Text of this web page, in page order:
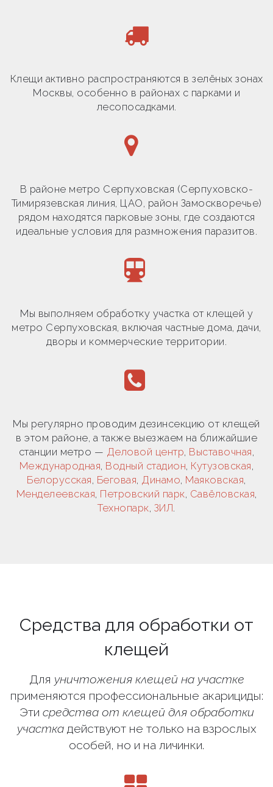
Клещи активно распространяются в зелёных зонах
Москвы, особенно в районах с парками и
лесопосадками.
В районе метро Серпуховская (Серпуховско-
Тимирязевская линия, ЦАО, район Замоскворечье)
рядом находятся парковые зоны, где создаются
идеальные условия для размножения паразитов.
Мы выполняем обработку участка от клещей у
метро Серпуховская, включая частные дома, дачи,
дворы и коммерческие территории.
Мы регулярно проводим дезинсекцию от клещей
в этом районе, а также выезжаем на ближайшие
станции метро — Деловой центр, Выставочная,
Международная, Водный стадион, Кутузовская,
Белорусская, Беговая, Динамо, Маяковская,
Менделеевская, Петровский парк, Савёловская,
Технопарк, ЗИЛ.
Средства для обработки от
клещей
Для уничтожения клещей на участке
применяются профессиональные акарициды:
Эти средства от клещей для обработки
участкадействуют не только на взрослых
особей, но и на личинки.